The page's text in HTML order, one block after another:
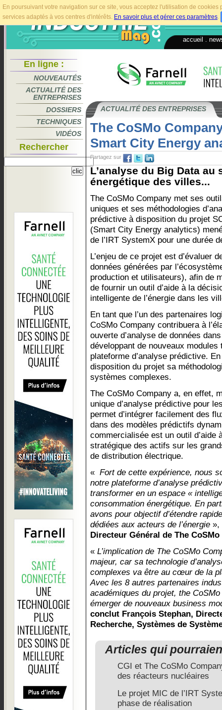
En poursuivant votre navigation sur ce site, vous acceptez l'utilisation de
services adaptés à vos centres d'intérêts. En savoir plus et gérer ces paramètres.
accueil
En ligne :
NOUVEAUTÉS
ACTUALITÉ DES
ENTREPRISES
DOSSIERS
TECHNIQUES
VIDÉOS
Rechercher
ACTUALITÉ DES ENTREPRISES
The CoSMo
Smart City Energy
Partagez sur
L’analyse du Big Data au
énergétique des villes...
The CoSMo Company met ses
uniques et ses méthodologies
prédictive à disposition du projet
(Smart City Energy analytics)
de l’IRT SystemX pour une durée
L’enjeu de ce projet est d’évaluer
données générées par
production et utilisateurs), afin de
de fournir un outil d’aide à la
intelligente de l’énergie dans les
En tant que l’un des partenaires
CoSMo Company contribuera à
ouverte d’analyse de données
développant de nouveaux
plateforme d’analyse prédictive.
disposition du projet sa
systèmes complexes.
The CoSMo Company a, en effet,
unique d’analyse prédictive pour
permet d’intégrer facilement des
dans des modèles prédictifs
commercialisée est un outil d’aide
stratégique des actifs sur les
de distribution électrique.
« Fort de cette expérience, nous
notre plateforme d’analyse
transformer en un espace «
consommation énergétique. En
avons pour objectif d’étendre
dédiées aux acteurs de l’énergie »,
Directeur Général de The CoSMo
« L’implication de The CoSMo
majeur, car sa technologie
complexes va être au cœur de la
Avec les 8 autres partenaires
académiques du projet, the
émerger de nouveaux business
conclut François Stephan,
Recherche, Systèmes de
Articles qui
CGI et The CoSMo
des réacteurs nucléaires
Le projet MIC de l’IRT
phase de réalisation